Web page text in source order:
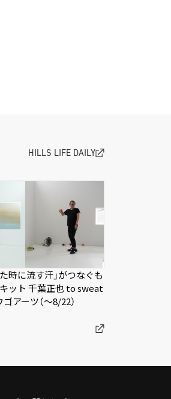
HILLS LIFE DAILY
時に流す汗」がつなぐも
ット 千葉正也 to sweat
アーツ（〜8/22）